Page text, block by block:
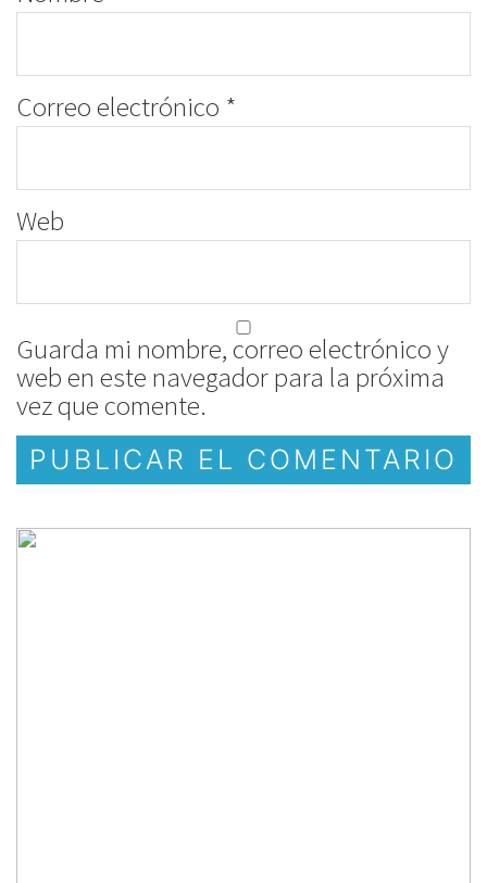
Correo electrónico *
Web
Guarda mi nombre, correo electrónico y
web en este navegador para la próxima
vez que comente.